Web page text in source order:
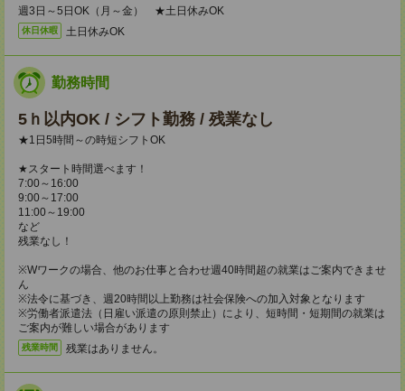
週3日～5日OK（月～金） ★土日休みOK
休日休暇 土日休みOK
勤務時間
5ｈ以内OK / シフト勤務 / 残業なし
★1日5時間～の時短シフトOK
★スタート時間選べます！
7:00～16:00
9:00～17:00
11:00～19:00
など
残業なし！
※Wワークの場合、他のお仕事と合わせ週40時間超の就業はご案内できませ
ん
※法令に基づき、週20時間以上勤務は社会保険への加入対象となります
※労働者派遣法（日雇い派遣の原則禁止）により、短時間・短期間の就業は
ご案内が難しい場合があります
残業時間 残業はありません。